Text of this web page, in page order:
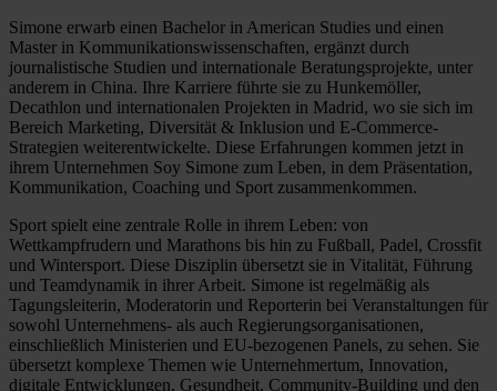
Simone erwarb einen Bachelor in American Studies und einen
Master in Kommunikationswissenschaften, ergänzt durch
journalistische Studien und internationale Beratungsprojekte, unter
anderem in China. Ihre Karriere führte sie zu Hunkemöller,
Decathlon und internationalen Projekten in Madrid, wo sie sich im
Bereich Marketing, Diversität & Inklusion und E-Commerce-
Strategien weiterentwickelte. Diese Erfahrungen kommen jetzt in
ihrem Unternehmen Soy Simone zum Leben, in dem Präsentation,
Kommunikation, Coaching und Sport zusammenkommen.
Sport spielt eine zentrale Rolle in ihrem Leben: von
Wettkampfrudern und Marathons bis hin zu Fußball, Padel, Crossfit
und Wintersport. Diese Disziplin übersetzt sie in Vitalität, Führung
und Teamdynamik in ihrer Arbeit. Simone ist regelmäßig als
Tagungsleiterin, Moderatorin und Reporterin bei Veranstaltungen für
sowohl Unternehmens- als auch Regierungsorganisationen,
einschließlich Ministerien und EU-bezogenen Panels, zu sehen. Sie
übersetzt komplexe Themen wie Unternehmertum, Innovation,
digitale Entwicklungen, Gesundheit, Community-Building und den